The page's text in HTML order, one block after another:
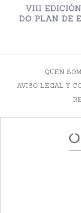
QUEN
AVISO LEGAL Y